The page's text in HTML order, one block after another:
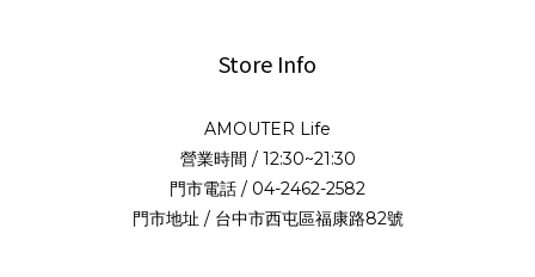
Store Info
AMOUTER Life
營業時間 / 12:30~21:30
門市電話 / 04-2462-2582
門市地址 / 台中市西屯區福康路82號